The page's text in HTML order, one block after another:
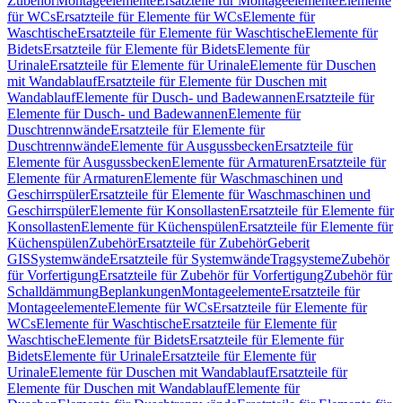
für WCsErsatzteile für Elemente für WCsElemente für
WaschtischeErsatzteile für Elemente für WaschtischeElemente für
BidetsErsatzteile für Elemente für BidetsElemente für
UrinaleErsatzteile für Elemente für UrinaleElemente für Duschen
mit WandablaufErsatzteile für Elemente für Duschen mit
WandablaufElemente für Dusch- und BadewannenErsatzteile für
Elemente für Dusch- und BadewannenElemente für
DuschtrennwändeErsatzteile für Elemente für
DuschtrennwändeElemente für AusgussbeckenErsatzteile für
Elemente für AusgussbeckenElemente für ArmaturenErsatzteile für
Elemente für ArmaturenElemente für Waschmaschinen und
GeschirrspülerErsatzteile für Elemente für Waschmaschinen und
GeschirrspülerElemente für KonsollastenErsatzteile für Elemente für
KonsollastenElemente für KüchenspülenErsatzteile für Elemente für
KüchenspülenZubehörErsatzteile für ZubehörGeberit
GISSystemwändeErsatzteile für SystemwändeTragsystemeZubehör
für VorfertigungErsatzteile für Zubehör für VorfertigungZubehör für
SchalldämmungBeplankungenMontageelementeErsatzteile für
MontageelementeElemente für WCsErsatzteile für Elemente für
WCsElemente für WaschtischeErsatzteile für Elemente für
WaschtischeElemente für BidetsErsatzteile für Elemente für
BidetsElemente für UrinaleErsatzteile für Elemente für
UrinaleElemente für Duschen mit WandablaufErsatzteile für
Elemente für Duschen mit WandablaufElemente für